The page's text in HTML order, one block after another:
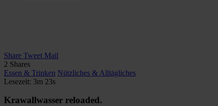
Share Tweet Mail
2 Shares
Essen & Trinken Nützliches & Alltägliches
Lesezeit: 3m 23s
Krawallwasser reloaded.